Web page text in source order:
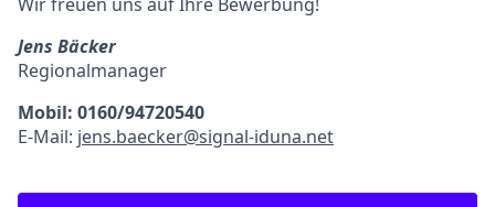
Jens Bäcker
Regionalmanager
Mobil: 0160/94720540
E-Mail: jens.baecker@signal-iduna.net